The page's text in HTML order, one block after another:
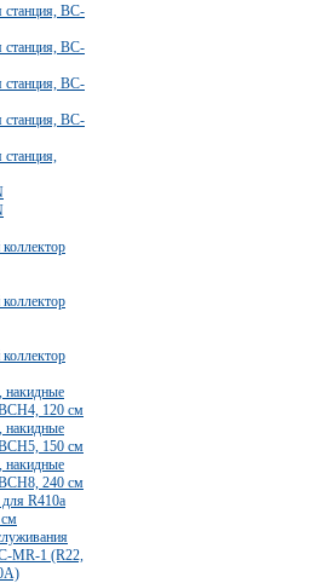
станция, BC-
станция, BC-
станция, BC-
станция, BC-
накидные
120 cм
накидные
150 cм
накидные
240 cм
R410a
cм
MR-1 (R22,